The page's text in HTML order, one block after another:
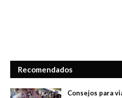
Recomendados
Consejos para